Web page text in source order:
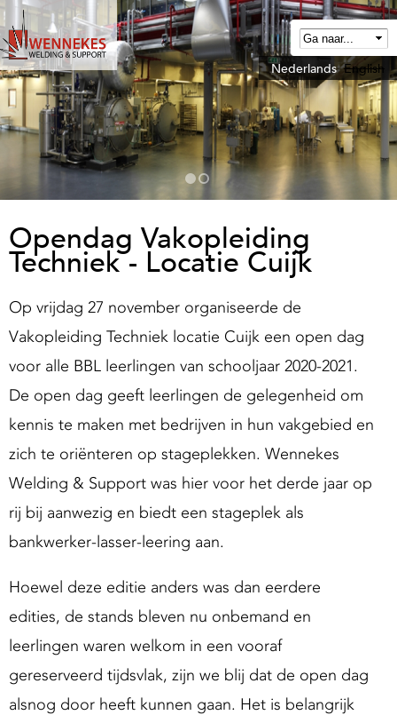
Overslaan
en
naar
de
algemene
inhoud
gaan
Nederlands English
Opendag Vakopleiding
Techniek - Locatie Cuijk
Op vrijdag 27 november organiseerde de
Vakopleiding Techniek locatie Cuijk een open dag
voor alle BBL leerlingen van schooljaar 2020-2021.
De open dag geeft leerlingen de gelegenheid om
kennis te maken met bedrijven in hun vakgebied en
zich te oriënteren op stageplekken. Wennekes
Welding & Support was hier voor het derde jaar op
rij bij aanwezig en biedt een stageplek als
bankwerker-lasser-leering aan.
Hoewel deze editie anders was dan eerdere
edities, de stands bleven nu onbemand en
leerlingen waren welkom in een vooraf
gereserveerd tijdsvlak, zijn we blij dat de open dag
alsnog door heeft kunnen gaan. Het is belangrijk